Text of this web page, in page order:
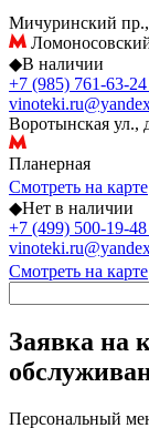
Мичуринский
◆В наличии
+7 (985) 761-63-24
Воротынская ул.,
Планерная
Смотреть на карте
◆Нет в наличии
+7 (499) 500-19-48
Смотреть на карте
Заявка на
Персональный